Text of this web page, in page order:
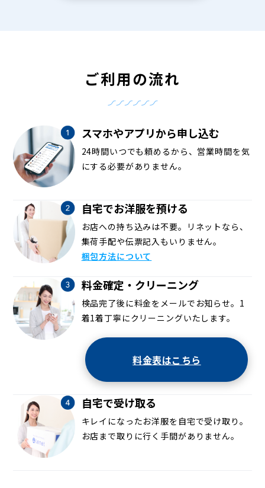
ご利用の流れ
スマホやアプリから申し込む
24時間いつでも頼めるから、営業時間を気
にする必要がありません。
自宅でお洋服を預ける
お店への持ち込みは不要。リネットなら、
集荷手配や伝票記入もいりません。
梱包方法について
料金確定・クリーニング
検品完了後に料金をメールでお知らせ。1
着1着丁寧にクリーニングいたします。
料金表はこちら
自宅で受け取る
キレイになったお洋服を自宅で受け取り。
お店まで取りに行く手間がありません。